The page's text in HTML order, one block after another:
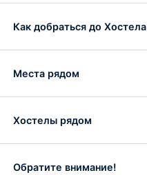
Как добраться до Хостела
Места рядом
Хостелы рядом
Обратите внимание!